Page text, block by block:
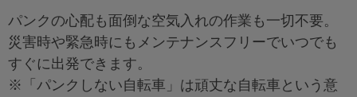
パンクの心配も面倒な空気入れの作業も一切不要。
災害時や緊急時にもメンテナンスフリーでいつでも
すぐに出発できます。
※「パンクしない自転車」は頑丈な自転車という意